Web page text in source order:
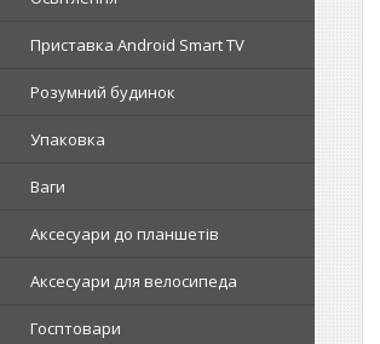
Приставка Android Smart TV
Розумний будинок
Упаковка
Ваги
Аксесуари до планшетів
Аксесуари для велосипеда
Госптовари